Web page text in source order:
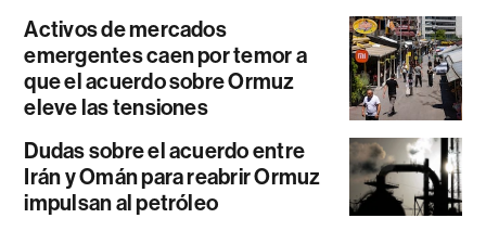
Activos de mercados
emergentes caen por temor a
que el acuerdo sobre Ormuz
eleve las tensiones
Dudas sobre el acuerdo entre
Irán y Omán para reabrir Ormuz
impulsan al petróleo